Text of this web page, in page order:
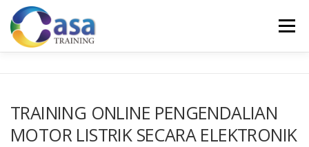
Lompat
konten
Menu
KONTAK KAMI SERTIFIKASI EVALUASI
TRAINING ONLINE PENGENDALIAN
MOTOR LISTRIK SECARA ELEKTRONIK